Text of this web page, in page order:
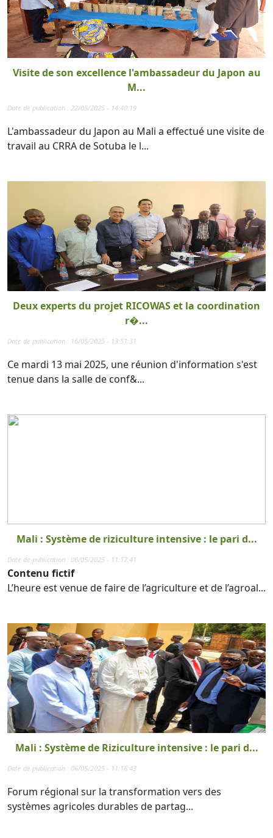
Visite de son excellence l'ambassadeur du Japon au
M...
Date de publication : 22/05/2025 - 14:40:19
L'ambassadeur du Japon au Mali a effectué une visite de
travail au CRRA de Sotuba le l...
Deux experts du projet RICOWAS et la coordination
r�...
Date de publication : 16/05/2025 - 13:51:31
Ce mardi 13 mai 2025, une réunion d'information s'est
tenue dans la salle de conf&...
Mali : Système de riziculture intensive : le pari d...
Date de publication : 06/05/2025 - 11:17:41
Contenu fictif
L’heure est venue de faire de l’agriculture et de l’agroal...
Mali : Système de Riziculture intensive : le pari d...
Date de publication : 06/05/2025 - 11:16:43
Forum régional sur la transformation vers des
systèmes agricoles durables de partag...